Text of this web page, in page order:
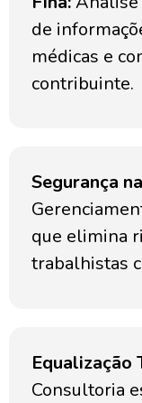
de
médicas e
contribuinte.
Segurança
que elimina
trabalhistas
Equalização
Consultoria